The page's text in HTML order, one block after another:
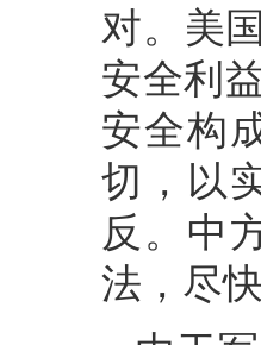
对。美
安全利
安全构
切，以
反。中
法，尽